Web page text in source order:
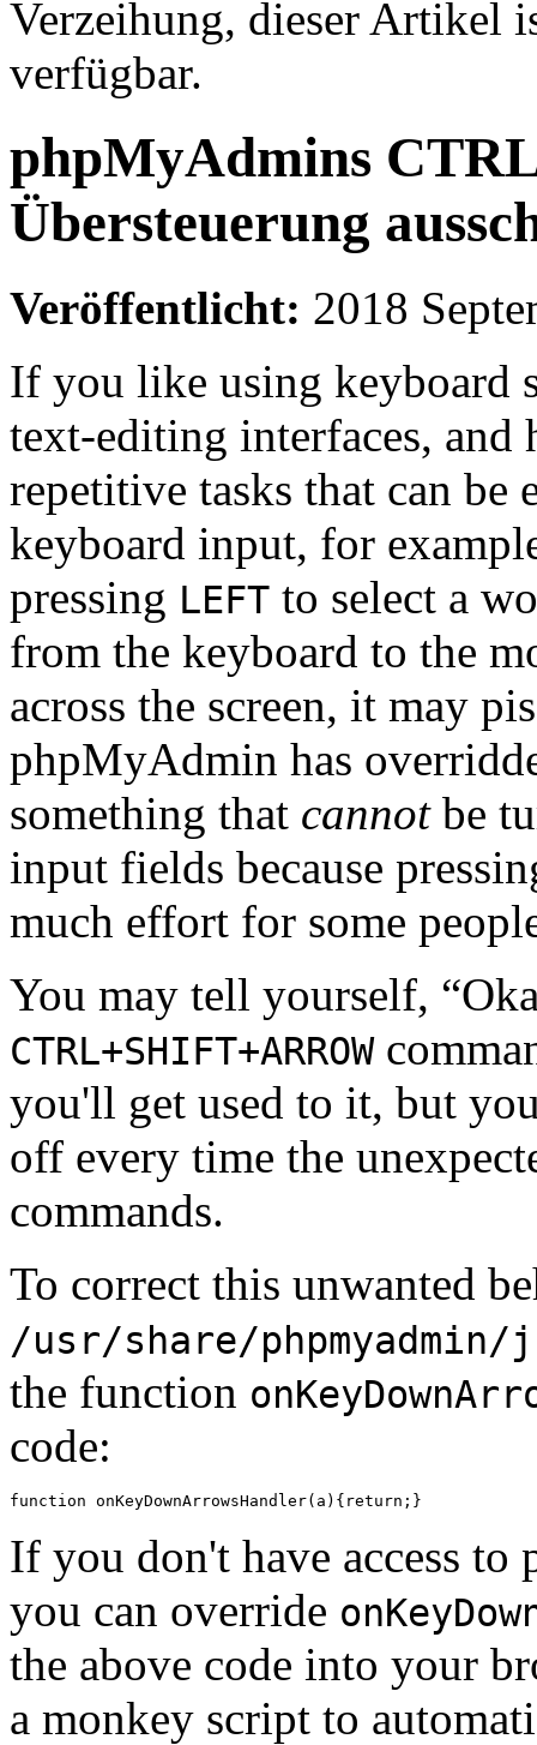
Verzeihung, dieser Artikel
verfügbar.
phpMyAdmins
Übersteuerung
Veröffentlicht: 2018
If you like using keyboard
text-editing interfaces, and
repetitive tasks that can
keyboard input, for
pressing LEFT to select a
from the keyboard to the
across the screen, it may
phpMyAdmin has
something that cannotbe
input fields because
much effort for some
You may tell yourself,
CTRL+SHIFT+ARROW
you'll get used to it, but
off every time the
commands.
To correct this unwanted
/usr/share/
the function
code:
function onKeyDownArrowsHandler(a){return;}
If you don't have access to
you can override
the above code into your
a monkey script to